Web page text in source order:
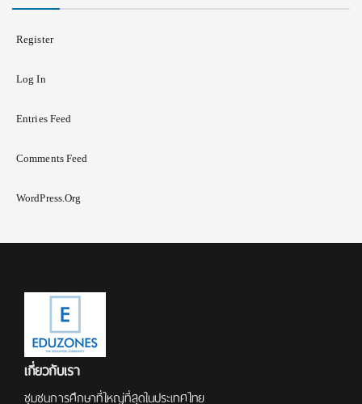
Register
Log In
Entries Feed
Comments Feed
WordPress.org
เกี่ยวกับเรา
ชุมชนการศึกษาที่ใหญ่ที่สุดในประเทศไทย